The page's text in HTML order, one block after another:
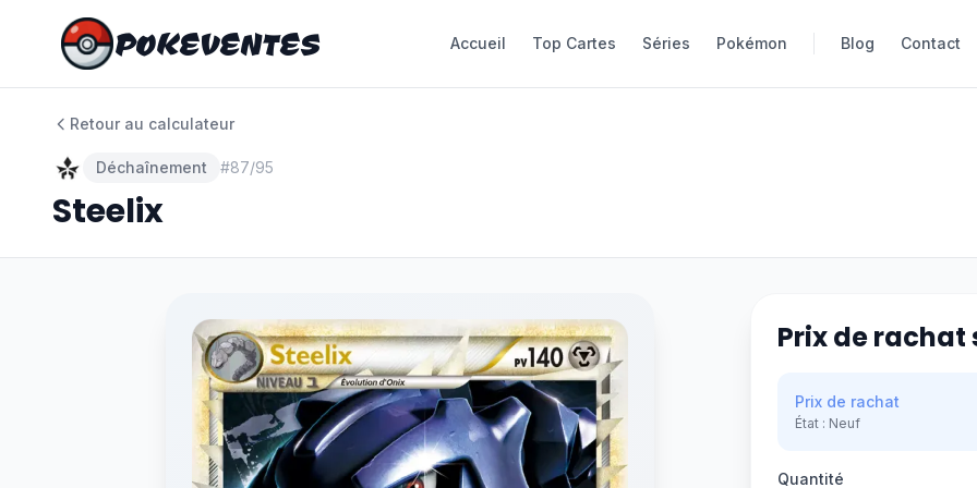
POKEVENTES Accueil Top Cartes Séries Pokémon Blog Contact
POKEVENTES Accueil Top Cartes Séries Pokémon Blog Contact
Retour au calculateur
Déchaînement #87/95
Steelix
Prix de rachat
Prix de rachat
État : Neuf
Quantité